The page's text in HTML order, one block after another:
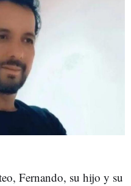
Fernando, su hijo y su